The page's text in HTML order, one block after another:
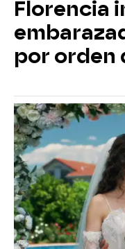
Florencia
por orden